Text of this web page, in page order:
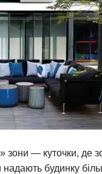
зони — куточки, де
будинку